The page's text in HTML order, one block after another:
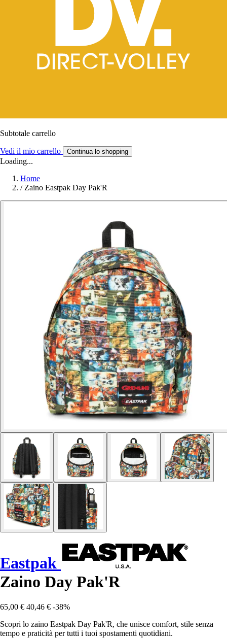
Subtotale carrello
Vedi il mio carrello Continua lo shopping
Loading...
Home
/ Zaino Eastpak Day Pak'R
Eastpak
Zaino Day Pak'R
65,00 € 40,46 € -38%
Scopri lo zaino Eastpak Day Pak'R, che unisce comfort, stile senza
tempo e praticità per tutti i tuoi spostamenti quotidiani.